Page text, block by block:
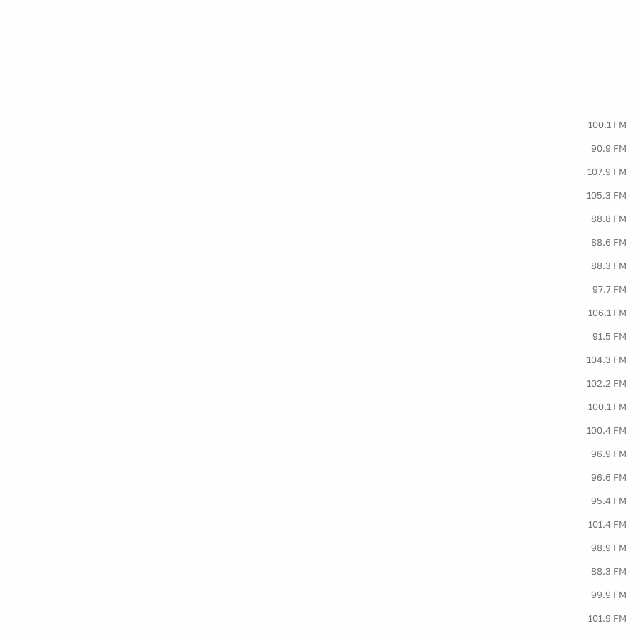
100.1 FM
90.9 FM
107.9 FM
105.3 FM
88.8 FM
88.6 FM
88.3 FM
97.7 FM
106.1 FM
91.5 FM
104.3 FM
102.2 FM
100.1 FM
100.4 FM
96.9 FM
96.6 FM
95.4 FM
101.4 FM
98.9 FM
88.3 FM
99.9 FM
101.9 FM